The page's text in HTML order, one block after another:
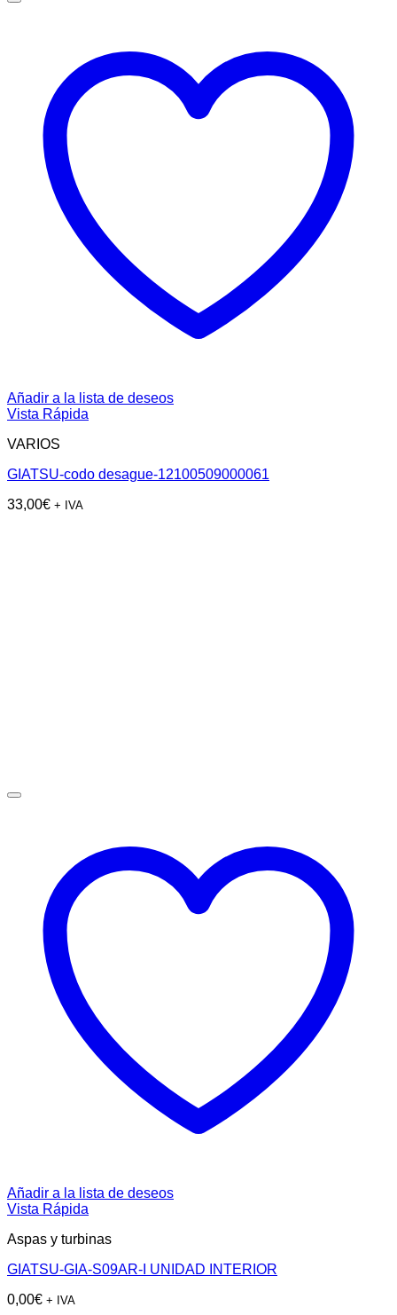
Añadir a la lista de deseos
Vista Rápida
VARIOS
GIATSU-codo desague-12100509000061
33,00€ + IVA
Añadir a la lista de deseos
Vista Rápida
Aspas y turbinas
GIATSU-GIA-S09AR-I UNIDAD INTERIOR
0,00€ + IVA